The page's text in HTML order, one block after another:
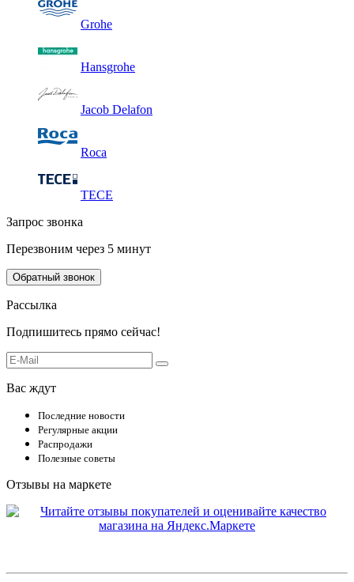
Grohe
Hansgrohe
Jacob Delafon
Roca
TECE
Запрос звонка
Перезвоним через 5 минут
Обратный звонок
Рассылка
Подпишитесь прямо сейчас!
Вас ждут
Последние новости
Регулярные акции
Распродажи
Полезные советы
Отзывы на маркете